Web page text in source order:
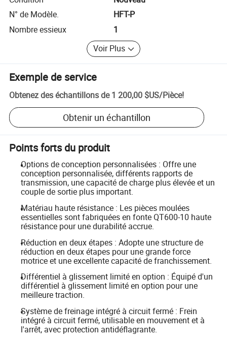
N° de Modèle.
HFT-P
Nombre essieux
1
Voir Plus
Exemple de service
Obtenez des échantillons de 1 200,00 $US/Pièce!
Obtenir un échantillon
Points forts du produit
Options de conception personnalisées : Offre une
conception personnalisée, différents rapports de
transmission, une capacité de charge plus élevée et un
couple de sortie plus important.
Matériau haute résistance : Les pièces moulées
essentielles sont fabriquées en fonte QT600-10 haute
résistance pour une durabilité accrue.
Réduction en deux étapes : Adopte une structure de
réduction en deux étapes pour une grande force
motrice et une excellente capacité de franchissement.
Différentiel à glissement limité en option : Équipé d'un
différentiel à glissement limité en option pour une
meilleure traction.
Système de freinage intégré à circuit fermé : Frein
intégré à circuit fermé, utilisable en mouvement et à
l'arrêt, avec protection antidéflagrante.